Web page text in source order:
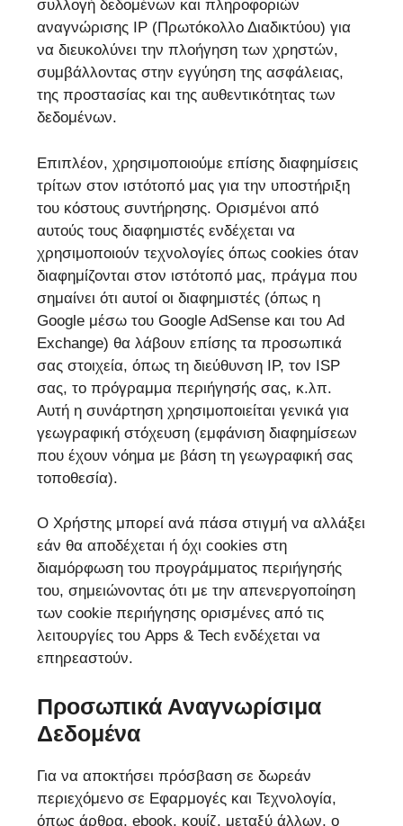
συλλογή δεδομένων και πληροφοριών
αναγνώρισης IP (Πρωτόκολλο Διαδικτύου) για
να διευκολύνει την πλοήγηση των χρηστών,
συμβάλλοντας στην εγγύηση της ασφάλειας,
της προστασίας και της αυθεντικότητας των
δεδομένων.
Επιπλέον, χρησιμοποιούμε επίσης διαφημίσεις
τρίτων στον ιστότοπό μας για την υποστήριξη
του κόστους συντήρησης. Ορισμένοι από
αυτούς τους διαφημιστές ενδέχεται να
χρησιμοποιούν τεχνολογίες όπως cookies όταν
διαφημίζονται στον ιστότοπό μας, πράγμα που
σημαίνει ότι αυτοί οι διαφημιστές (όπως η
Google μέσω του Google AdSense και του Ad
Exchange) θα λάβουν επίσης τα προσωπικά
σας στοιχεία, όπως τη διεύθυνση IP, τον ISP
σας, το πρόγραμμα περιήγησής σας, κ.λπ.
Αυτή η συνάρτηση χρησιμοποιείται γενικά για
γεωγραφική στόχευση (εμφάνιση διαφημίσεων
που έχουν νόημα με βάση τη γεωγραφική σας
τοποθεσία).
Ο Χρήστης μπορεί ανά πάσα στιγμή να αλλάξει
εάν θα αποδέχεται ή όχι cookies στη
διαμόρφωση του προγράμματος περιήγησής
του, σημειώνοντας ότι με την απενεργοποίηση
των cookie περιήγησης ορισμένες από τις
λειτουργίες του Apps & Tech ενδέχεται να
επηρεαστούν.
Προσωπικά Αναγνωρίσιμα
Δεδομένα
Για να αποκτήσει πρόσβαση σε δωρεάν
περιεχόμενο σε Εφαρμογές και Τεχνολογία,
όπως άρθρα, ebook, κουίζ, μεταξύ άλλων, ο